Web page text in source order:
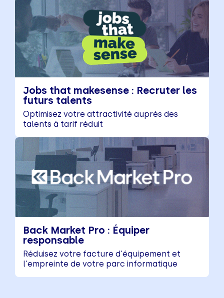
Jobs that makesense : Recruter les
futurs talents
Optimisez votre attractivité auprès des
talents à tarif réduit
Back Market Pro : Équiper
responsable
Réduisez votre facture d'équipement et
l'empreinte de votre parc informatique